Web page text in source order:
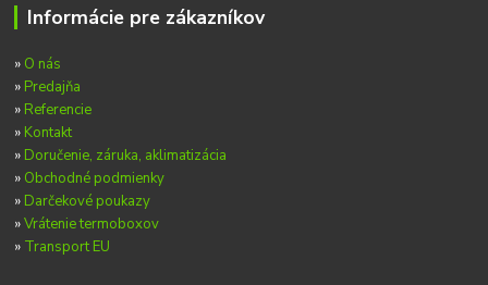
Informácie pre zákazníkov
» O nás
» Predajňa
» Referencie
» Kontakt
» Doručenie, záruka, aklimatizácia
» Obchodné podmienky
» Darčekové poukazy
»Vrátenie termoboxov
» Transport EU